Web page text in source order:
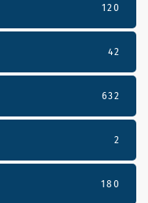
120
42
632
2
180